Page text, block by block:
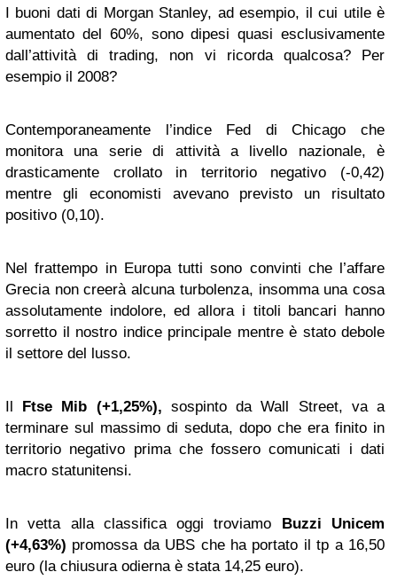
I buoni dati di Morgan Stanley, ad esempio, il cui utile è
aumentato del 60%, sono dipesi quasi esclusivamente
dall’attività di trading, non vi ricorda qualcosa? Per
esempio il 2008?
Contemporaneamente l’indice Fed di Chicago che
monitora una serie di attività a livello nazionale, è
drasticamente crollato in territorio negativo (-0,42)
mentre gli economisti avevano previsto un risultato
positivo (0,10).
Nel frattempo in Europa tutti sono convinti che l’affare
Grecia non creerà alcuna turbolenza, insomma una cosa
assolutamente indolore, ed allora i titoli bancari hanno
sorretto il nostro indice principale mentre è stato debole
il settore del lusso.
Il Ftse Mib (+1,25%), sospinto da Wall Street, va a
terminare sul massimo di seduta, dopo che era finito in
territorio negativo prima che fossero comunicati i dati
macro statunitensi.
In vetta alla classifica oggi troviamo Buzzi Unicem
(+4,63%) promossa da UBS che ha portato il tp a 16,50
euro (la chiusura odierna è stata 14,25 euro).